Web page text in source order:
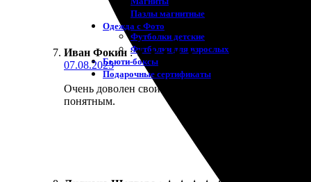
Пазлы магнитные
Одежда с Фото
Футболки детские
Футболки для взрослых
Бьюти-боксы
Подарочные сертификаты
Иван Фокин : ★ ★ ★ ★ ★
07.08.2025
Очень доволен своим заказом! Печать фотокниги
понятным.